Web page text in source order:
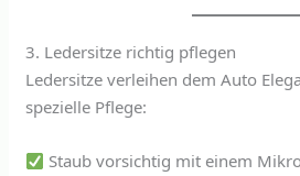
3. Ledersitze richtig pflegen
Ledersitze verleihen dem Auto
spezielle Pflege:
Staub vorsichtig mit einem